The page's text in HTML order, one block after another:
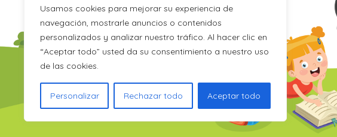
Usamos cookies para mejorar su experiencia de
navegación, mostrarle anuncios o contenidos
personalizados y analizar nuestro tráfico. Al hacer clic en
“Aceptar todo” usted da su consentimiento a nuestro uso
de las cookies.
Personalizar Rechazar todo Aceptar todo